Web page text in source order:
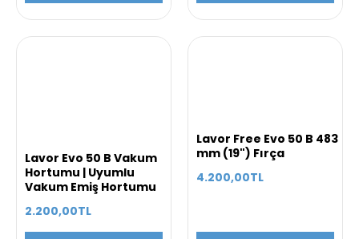
Lavor Evo 50 B Vakum
Hortumu | Uyumlu
Vakum Emiş Hortumu
2.200,00TL
Lavor Free Evo 50 B 483
mm (19") Fırça
4.200,00TL